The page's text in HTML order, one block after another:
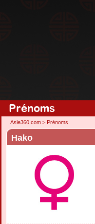
Prénoms
Asie360.com > Prénoms
Hako